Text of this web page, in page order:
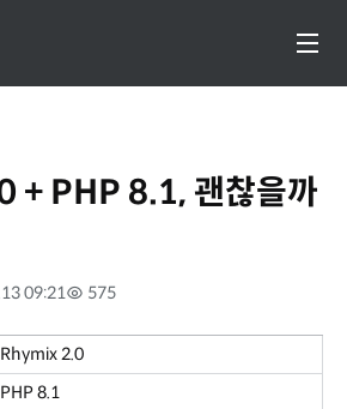
+ PHP 8.1, 괜찮을까
09:21 575
Rhymix 2.0
PHP 8.1